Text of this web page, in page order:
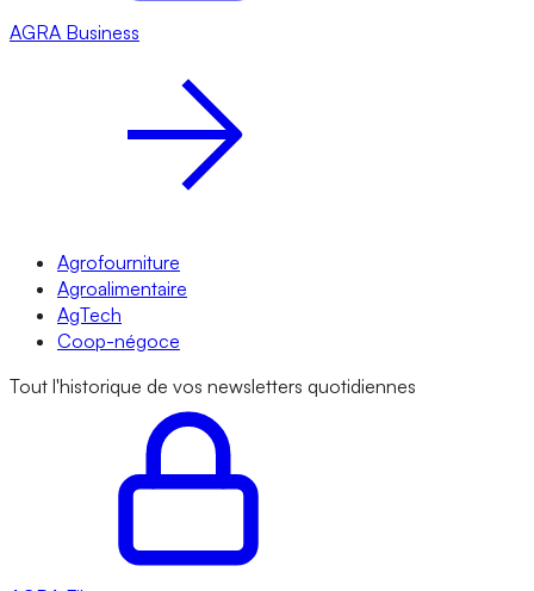
AGRA Business
Agrofourniture
Agroalimentaire
AgTech
Coop-négoce
Tout l'historique de vos newsletters quotidiennes